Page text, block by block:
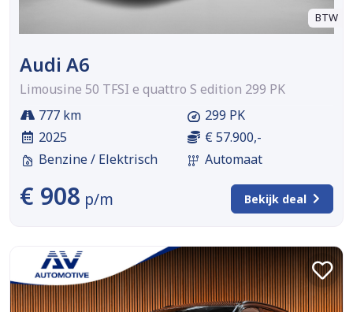
BTW
Audi A6
Limousine 50 TFSI e quattro S edition 299 PK
777 km
2025
Benzine / Elektrisch
299 PK
€ 57.900,-
Automaat
€ 908 p/m Bekijk deal